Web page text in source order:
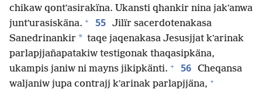
chikaw qontʼasirakïna. Ukansti qhankir nina jakʼanwa
juntʼurasiskäna. + 55 Jilïr sacerdotenakasa
Sanedrinankir * taqe jaqenakasa Jesusjjat kʼarinak
parlapjjañapatakiw testigonak thaqasipkäna,
ukampis janiw ni mayns jikipkänti. + 56 Cheqansa
waljaniw jupa contrajj kʼarinak parlapjjäna, +